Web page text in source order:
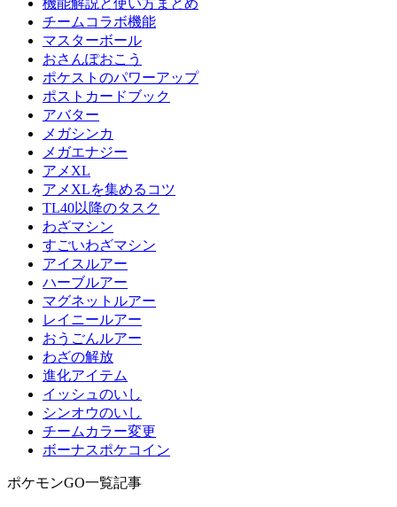
機能解説と使い方まとめ
チームコラボ機能
マスターボール
おさんぽおこう
ポケストのパワーアップ
ポストカードブック
アバター
メガシンカ
メガエナジー
アメXL
アメXLを集めるコツ
TL40以降のタスク
わざマシン
すごいわざマシン
アイスルアー
ハーブルアー
マグネットルアー
レイニールアー
おうごんルアー
わざの解放
進化アイテム
イッシュのいし
シンオウのいし
チームカラー変更
ボーナスポケコイン
ポケモンGO一覧記事